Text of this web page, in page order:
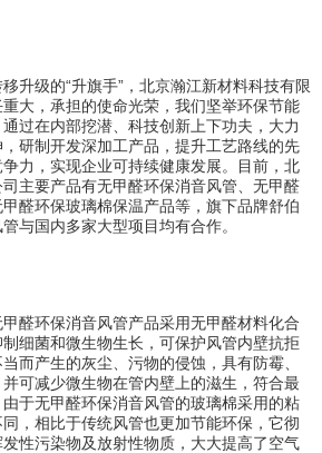
升级的“升旗手”，北京瀚江新材料科技有限
大，承担的使命光荣，我们坚举环保节能
过在内部挖潜、科技创新上下功夫，大力
研制开发深加工产品，提升工艺路线的先
力，实现企业可持续健康发展。目前，北
主要产品有无甲醛环保消音风管、无甲醛
醛环保玻璃棉保温产品等，旗下品牌舒伯
与国内多家大型项目均有合作。
醛环保消音风管产品采用无甲醛材料化合
细菌和微生物生长，可保护风管内壁抗拒
而产生的灰尘、污物的侵蚀，具有防霉、
可减少微生物在管内壁上的滋生，符合最
于无甲醛环保消音风管的玻璃棉采用的粘
，相比于传统风管也更加节能环保，它彻
性污染物及放射性物质，大大提高了空气